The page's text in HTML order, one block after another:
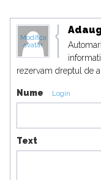
Modifica
avatar
rezervam dreptul de
Nume Login
Text